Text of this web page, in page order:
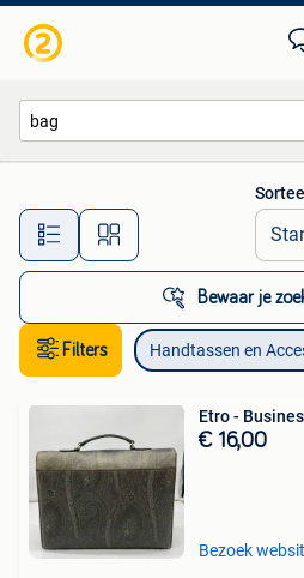
Alle afstanden…
Bewaar je
Filters Handtassen en
Etro -
€ 16,00
Bezoek